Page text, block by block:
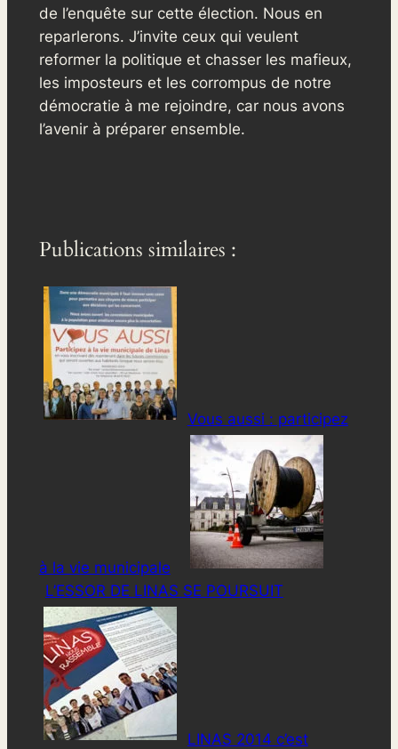
de l’enquête sur cette élection. Nous en
reparlerons. J’invite ceux qui veulent
reformer la politique et chasser les mafieux,
les imposteurs et les corrompus de notre
démocratie à me rejoindre, car nous avons
l’avenir à préparer ensemble.
Publications similaires :
Vous aussi : participez
à la vie municipale
L’ESSOR DE LINAS SE POURSUIT
LINAS 2014 c’est